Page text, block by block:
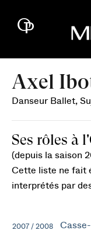
Axel
Danseur Ballet,
Ses rôles à
(depuis la saison
Cette liste ne fait
interprétés par
2007 / 2008